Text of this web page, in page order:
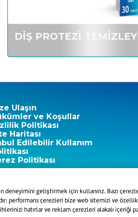
DİŞ PROTEZİ
Ulaşın
ve Koşullar
Politikası
Haritası
Edilebilir Kullanım
Politikası
deneyimini geliştirmek için kullanırız. Bazı
performans çerezleri bize web sitemizi ve
hatırlar ve reklam çerezleri alakalı içeriği